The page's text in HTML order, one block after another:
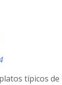
típicos